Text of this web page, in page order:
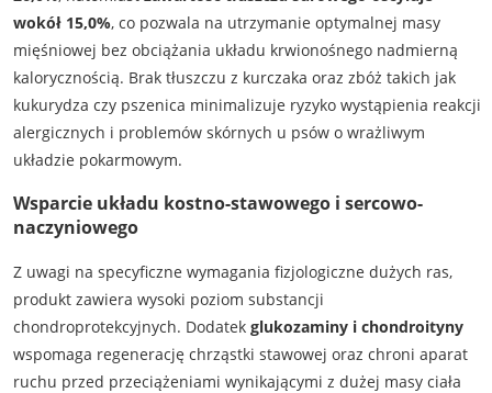
wokół 15,0%, co pozwala na utrzymanie optymalnej masy
mięśniowej bez obciążania układu krwionośnego nadmierną
kalorycznością. Brak tłuszczu z kurczaka oraz zbóż takich jak
kukurydza czy pszenica minimalizuje ryzyko wystąpienia reakcji
alergicznych i problemów skórnych u psów o wrażliwym
układzie pokarmowym.
Wsparcie układu kostno-stawowego i sercowo-
naczyniowego
Z uwagi na specyficzne wymagania fizjologiczne dużych ras,
produkt zawiera wysoki poziom substancji
chondroprotekcyjnych. Dodatek glukozaminy i chondroityny
wspomaga regenerację chrząstki stawowej oraz chroni aparat
ruchu przed przeciążeniami wynikającymi z dużej masy ciała